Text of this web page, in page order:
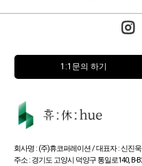
1:1문의 하기
회사명 : (주)휴코퍼레이션 / 대표자 : 신진
주소 : 경기도 고양시 덕양구 통일로140, B-